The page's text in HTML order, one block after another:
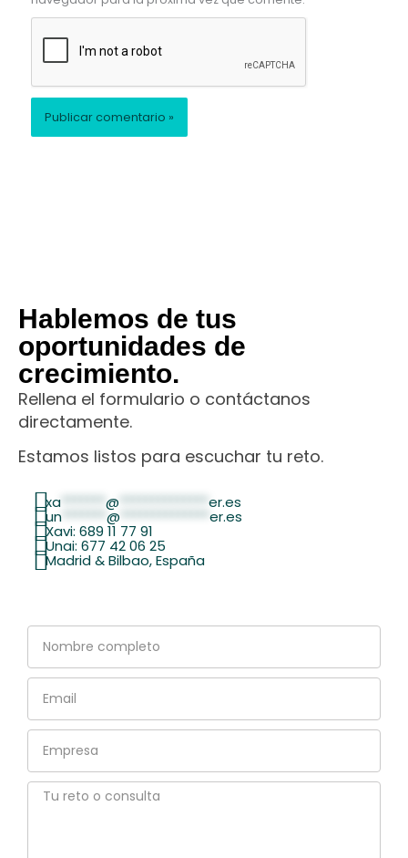
Hablemos de tus
oportunidades de
crecimiento.
Rellena el formulario o contáctanos
directamente.
Estamos listos para escuchar tu reto.
xa @ er.es
un*******@ **************er.es
Xavi: 689 11 77 91
Unai: 677 42 06 25
Madrid & Bilbao, España
completo